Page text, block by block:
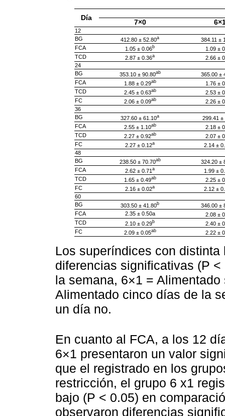
Día
7×0
12
BG
412.80 ± 52.80a
384.11 ±
FCA
1.05 ± 0.06b
1.09 ±
TCD
2.87 ± 0.36a
2.66 ±
24
BG
353.10 ± 90.80ab
365.00 ±
FCA
1.88 ± 0.29ab
1.76 ±
TCD
2.45 ± 0.63ab
2.53 ±
FC
2.06 ± 0.09ab
2.26 ±
36
BG
327.60 ± 61.10a
299.41 ±
FCA
2.55 ± 1.10ab
2.18 ±
TCD
2.27 ± 0.92ab
2.07 ±
FC
2.27 ± 0.12a
2.14 ±
48
BG
238.50 ± 70.70ab
324.20 ±
FCA
2.62 ± 0.71 a
1.99 ±
TCD
1.65 ± 0.49ab
2.25 ±
FC
2.16 ± 0.02a
2.12 ±
60
BG
303.50 ± 41.80b
346.00 ±
FCA
2.35 ± 0.50a
2.08 ±
TCD
2.10 ± 0.29b
2.40 ±
FC
2.09 ± 0.05ab 2.22 ±
Los superíndices con
diferencias significativas (P
la semana, 6×1 =
Alimentado cinco días de la
un día no.
En cuanto al FCA, a los 12
6×1 presentaron un valor
que el registrado en los
restricción, el grupo 6 x1
bajo (P < 0.05) en
observaron diferencias